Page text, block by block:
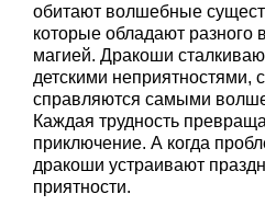
обитают волшебные
которые обладают разного
магией. Дракоши
детскими неприятностями,
справляются самыми
Каждая трудность
приключение. А когда
дракоши устраивают
приятности.